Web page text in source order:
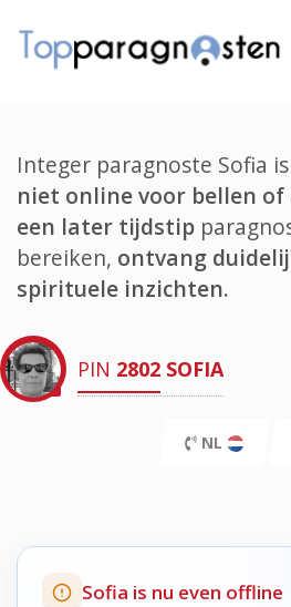
Integer paragnoste Sofia
niet online voor bellen of
een later tijdstip
bereiken, ontvang
spirituele inzichten.
PIN 2802 SOFIA
NL
Sofia is nu even offline